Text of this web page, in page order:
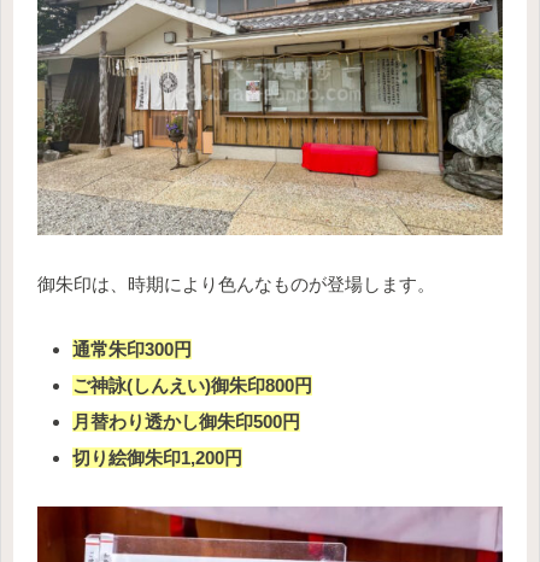
御朱印は、時期により色んなものが登場します。
通常朱印300円
ご神詠(しんえい)御朱印800円
月替わり透かし御朱印500円
切り絵御朱印1,200円